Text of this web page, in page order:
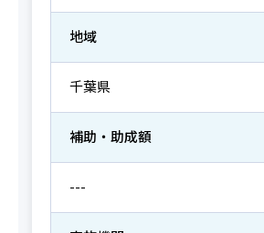
地域
千葉県
補助・助成額
---